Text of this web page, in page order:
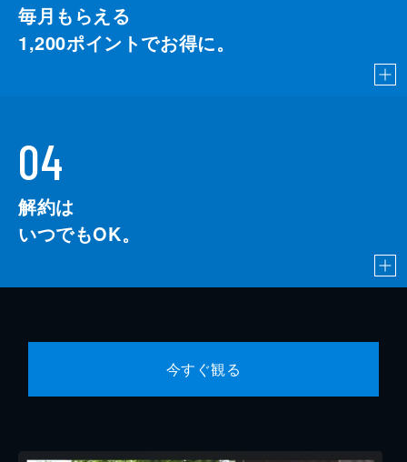
毎月もらえる
1,200ポイントでお得に。
04
解約は
いつでもOK。
今すぐ観る